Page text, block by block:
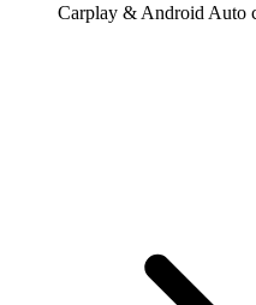
Carplay & Android Auto